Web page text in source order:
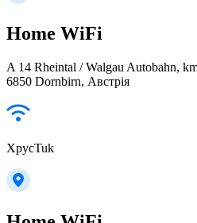
Home WiFi
A 14 Rheintal / Walgau Autobahn,
6850 Dornbirn, Австрія
XpycTuk